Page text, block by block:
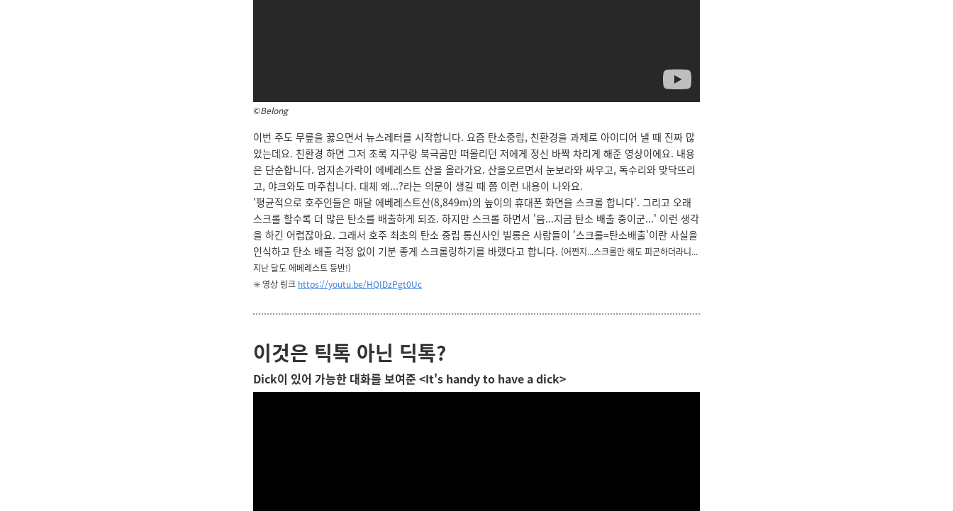
©Belong
이번 주도 무릎을 꿇으면서 뉴스레터를 시작합니다. 요즘 탄소중립, 친환경을 과제로 아이디어 낼 때 진짜 많
았는데요. 친환경 하면 그저 초록 지구랑 북극곰만 떠올리던 저에게 정신 바짝 차리게 해준 영상이에요. 내용
은 단순합니다. 엄지손가락이 에베레스트 산을 올라가요. 산을오르면서 눈보라와 싸우고, 독수리와 맞닥뜨리
고, 야크와도 마주칩니다. 대체 왜...?라는 의문이 생길 때 쯤 이런 내용이 나와요.
'평균적으로 호주인들은 매달 에베레스트산(8,849m)의 높이의 휴대폰 화면을 스크롤 합니다'. 그리고 오래
스크롤 할수록 더 많은 탄소를 배출하게 되죠. 하지만 스크롤 하면서 '음...지금 탄소 배출 중이군...' 이런 생각
을 하긴 어렵잖아요. 그래서 호주 최초의 탄소 중립 통신사인 빌롱은 사람들이 '스크롤=탄소배출'이란 사실을
인식하고 탄소 배출 걱정 없이 기분 좋게 스크롤링하기를 바랬다고 합니다. (어쩐지...스크롤만 해도 피곤하더라니...
지난 달도 에베레스트 등반!)
✳️ 영상 링크 https://youtu.be/HQIDzPgt0Uc
이것은 틱톡 아닌 딕톡?
Dick이 있어 가능한 대화를 보여준 <It's handy to have a dick>